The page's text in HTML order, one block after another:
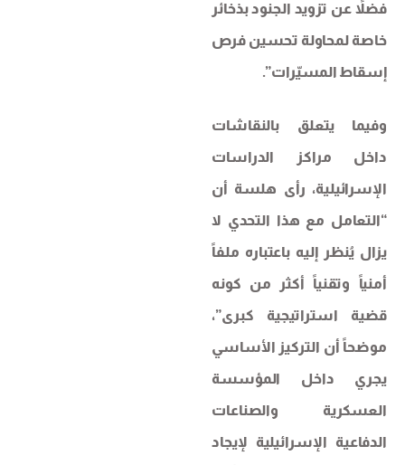
فضلاً عن تزويد الجنود بذخائر
خاصة لمحاولة تحسين فرص
إسقاط المسيّرات”.
وفيما يتعلق بالنقاشات
داخل مراكز الدراسات
الإسرائيلية، رأى هلسة أن
“التعامل مع هذا التحدي لا
يزال يُنظر إليه باعتباره ملفاً
أمنياً وتقنياً أكثر من كونه
قضية استراتيجية كبرى”،
موضحاً أن التركيز الأساسي
يجري داخل المؤسسة
العسكرية والصناعات
الدفاعية الإسرائيلية لإيجاد